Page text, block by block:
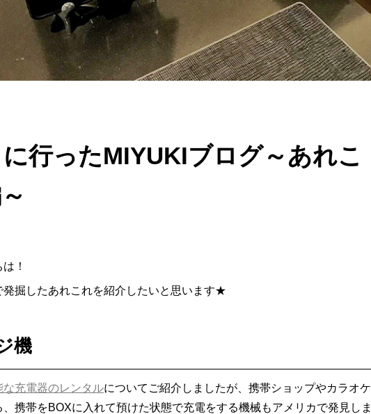
行ったMIYUKIブログ～あれこ
！
発掘したあれこれを紹介したいと思います★
機
な充電器のレンタルについてご紹介しましたが、携帯ショップやカラオケ
携帯をBOXに入れて預けた状態で充電をする機械もアメリカで発見しま